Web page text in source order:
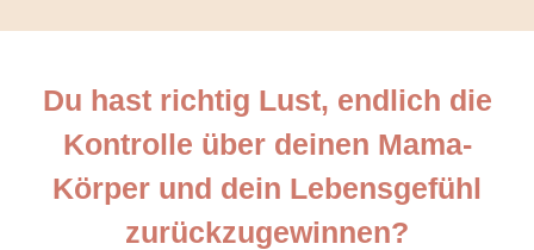
Du hast richtig Lust, endlich die
Kontrolle über deinen Mama-
Körper und dein Lebensgefühl
zurückzugewinnen?